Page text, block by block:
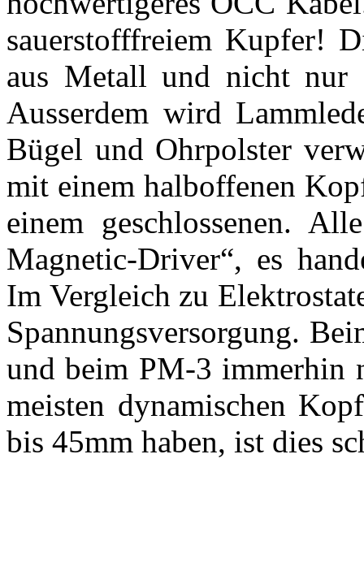
sauerstofffreiem Kupfer!
aus Metall und nicht nur
Ausserdem wird
Bügel und Ohrpolster
mit einem halboffenen
einem geschlossenen.
Magnetic-Driver“, es
Im Vergleich zu
Spannungsversorgung.
und beim PM-3 immerhin
meisten dynamischen
bis 45mm haben, ist dies